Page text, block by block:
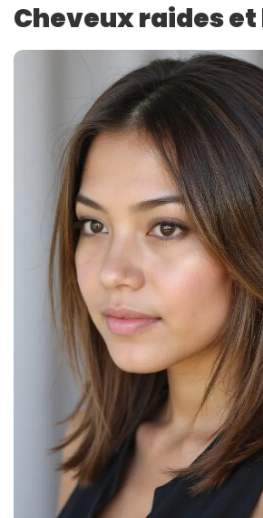
Cheveux raides et